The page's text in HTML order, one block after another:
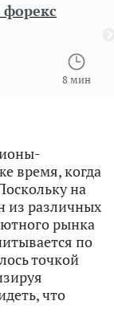
форекс
8 мин
время, когда
на
из различных
рынка
по
точкой
что